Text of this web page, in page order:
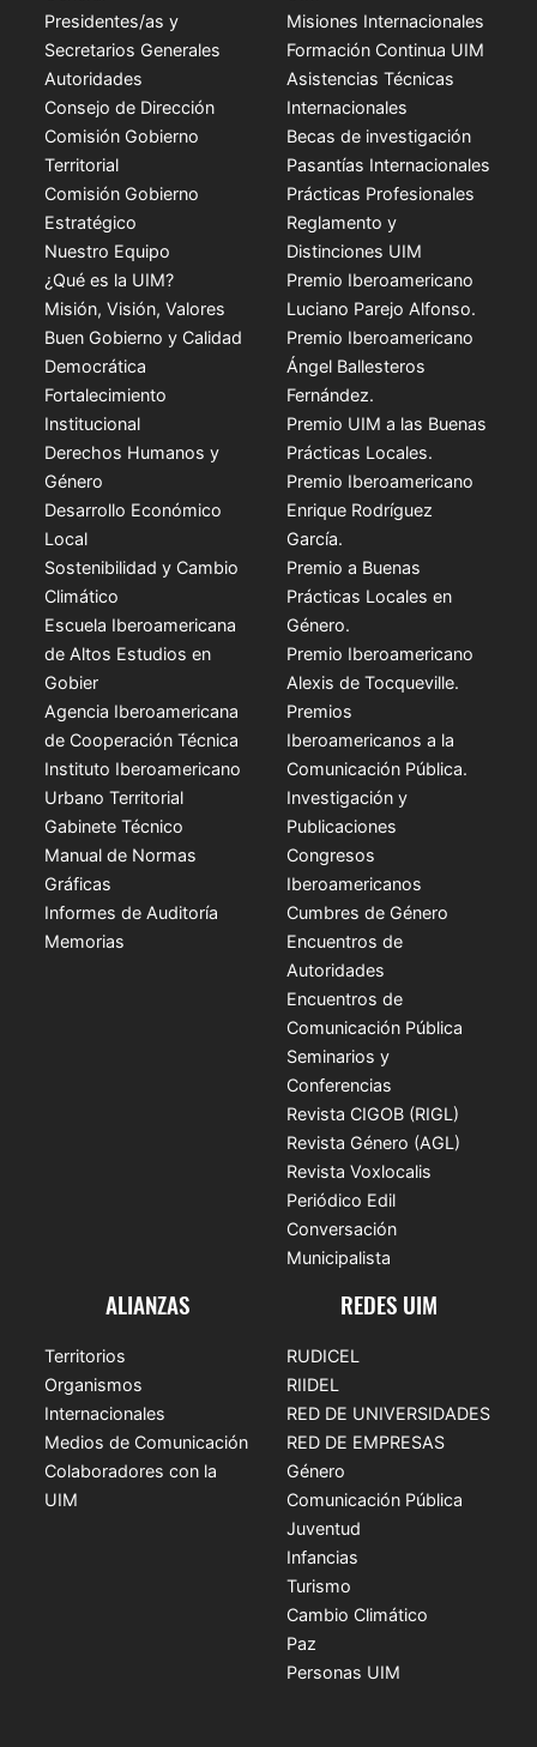
Presidentes/as y
Secretarios Generales
Autoridades
Consejo de Dirección
Comisión Gobierno
Territorial
Comisión Gobierno
Estratégico
Nuestro Equipo
¿Qué es la UIM?
Misión, Visión, Valores
Buen Gobierno y Calidad
Democrática
Fortalecimiento
Institucional
Derechos Humanos y
Género
Desarrollo Económico
Local
Sostenibilidad y Cambio
Climático
Escuela Iberoamericana
de Altos Estudios en
Gobier
Agencia Iberoamericana
de Cooperación Técnica
Instituto Iberoamericano
Urbano Territorial
Gabinete Técnico
Manual de Normas
Gráficas
Informes de Auditoría
Memorias
Misiones Internacionales
Formación Continua UIM
Asistencias Técnicas
Internacionales
Becas de investigación
Pasantías Internacionales
Prácticas Profesionales
Reglamento y
Distinciones UIM
Premio Iberoamericano
Luciano Parejo Alfonso.
Premio Iberoamericano
Ángel Ballesteros
Fernández.
Premio UIM a las Buenas
Prácticas Locales.
Premio Iberoamericano
Enrique Rodríguez
García.
Premio a Buenas
Prácticas Locales en
Género.
Premio Iberoamericano
Alexis de Tocqueville.
Premios
Iberoamericanos a la
Comunicación Pública.
Investigación y
Publicaciones
Congresos
Iberoamericanos
Cumbres de Género
Encuentros de
Autoridades
Encuentros de
Comunicación Pública
Seminarios y
Conferencias
Revista CIGOB (RIGL)
Revista Género (AGL)
Revista Voxlocalis
Periódico Edil
Conversación
Municipalista
ALIANZAS
Territorios
Organismos
Internacionales
Medios de Comunicación
Colaboradores con la
UIM
REDES UIM
RUDICEL
RIIDEL
RED DE UNIVERSIDADES
RED DE EMPRESAS
Género
Comunicación Pública
Juventud
Infancias
Turismo
Cambio Climático
Paz
Personas UIM